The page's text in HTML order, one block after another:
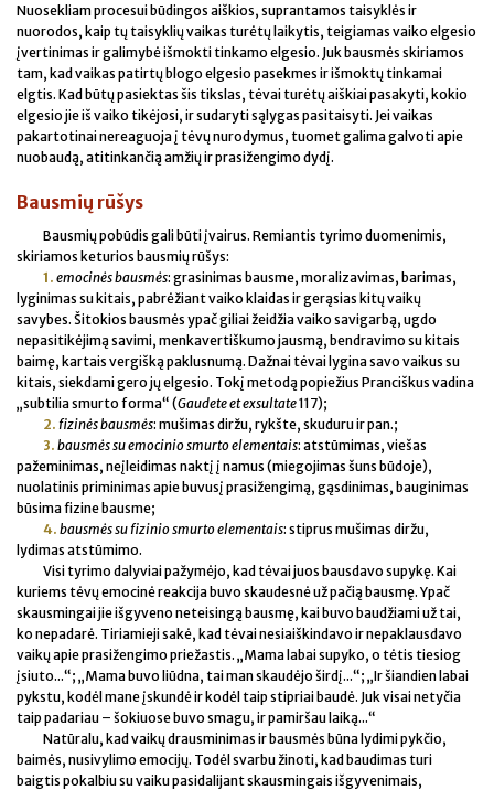
Nuosekliam procesui būdingos aiškios, suprantamos taisyklės ir
nuorodos, kaip tų taisyklių vaikas turėtų laikytis, teigiamas vaiko elgesio
įvertinimas ir galimybė išmokti tinkamo elgesio. Juk bausmės skiriamos
tam, kad vaikas patirtų blogo elgesio pasekmes ir išmoktų tinkamai
elgtis. Kad būtų pasiektas šis tikslas, tėvai turėtų aiškiai pasakyti, kokio
elgesio jie iš vaiko tikėjosi, ir sudaryti sąlygas pasitaisyti. Jei vaikas
pakartotinai nereaguoja į tėvų nurodymus, tuomet galima galvoti apie
nuobaudą, atitinkančią amžių ir prasižengimo dydį.
Bausmių rūšys
Bausmių pobūdis gali būti įvairus. Remiantis tyrimo duomenimis,
skiriamos keturios bausmių rūšys:
1. emocinės bausmės: grasinimas bausme, moralizavimas, barimas,
lyginimas su kitais, pabrėžiant vaiko klaidas ir gerąsias kitų vaikų
savybes. Šitokios bausmės ypač giliai žeidžia vaiko savigarbą, ugdo
nepasitikėjimą savimi, menkavertiškumo jausmą, bendravimo su kitais
baimę, kartais vergišką paklusnumą. Dažnai tėvai lygina savo vaikus su
kitais, siekdami gero jų elgesio. Tokį metodą popiežius Pranciškus vadina
„subtilia smurto forma“ (Gaudete et exsultate117);
2. fizinės bausmės: mušimas diržu, rykšte, skuduru ir pan.;
3. bausmės su emocinio smurto elementais: atstūmimas, viešas
pažeminimas, neįleidimas naktį į namus (miegojimas šuns būdoje),
nuolatinis priminimas apie buvusį prasižengimą, gąsdinimas, bauginimas
būsima fizine bausme;
4. bausmės su fizinio smurto elementais: stiprus mušimas diržu,
lydimas atstūmimo.
Visi tyrimo dalyviai pažymėjo, kad tėvai juos bausdavo supykę. Kai
kuriems tėvų emocinė reakcija buvo skaudesnė už pačią bausmę. Ypač
skausmingai jie išgyveno neteisingą bausmę, kai buvo baudžiami už tai,
ko nepadarė. Tiriamieji sakė, kad tėvai nesiaiškindavo ir nepaklausdavo
vaikų apie prasižengimo priežastis. „Mama labai supyko, o tėtis tiesiog
įsiuto...“; „Mama buvo liūdna, tai man skaudėjo širdį...“; „Ir šiandien labai
pykstu, kodėl mane įskundė ir kodėl taip stipriai baudė. Juk visai netyčia
taip padariau – šokiuose buvo smagu, ir pamiršau laiką...“
Natūralu, kad vaikų drausminimas ir bausmės būna lydimi pykčio,
baimės, nusivylimo emocijų. Todėl svarbu žinoti, kad baudimas turi
baigtis pokalbiu su vaiku pasidalijant skausmingais išgyvenimais,